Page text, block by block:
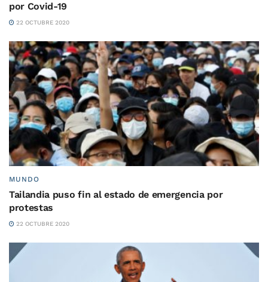
por Covid-19
22 OCTUBRE 2020
MUNDO
Tailandia puso fin al estado de emergencia por
protestas
22 OCTUBRE 2020